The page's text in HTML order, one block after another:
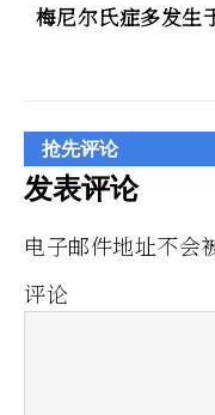
梅尼尔氏症多发生
抢先评论
发表评论
电子邮件地址不会
评论